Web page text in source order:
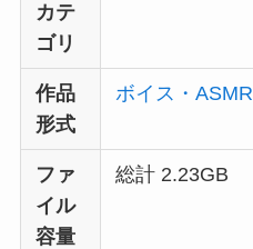
カテ
ゴリ
作品
形式
ボイス・ASMR
ファ
イル
容量
総計 2.23GB